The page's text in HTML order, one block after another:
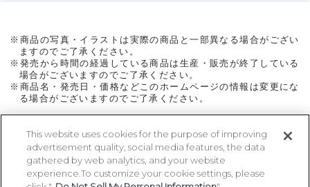
※商品の写真・イラストは実際の商品と一部異なる場合がござい
ますのでご了承ください。
※発売から時間の経過している商品は生産・販売が終了している
場合がございますのでご了承ください。
※商品名・発売日・価格などこのホームページの情報は変更にな
る場合がございますのでご了承ください。
ページトップに戻る
This website uses cookies for the purpose of improving
advertisement quality, social media features, the data
gathered by web analytics, and your website
experience.To customize your cookie settings, please